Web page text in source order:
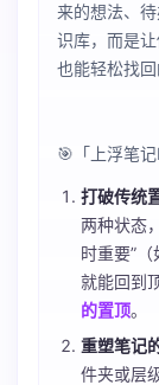
来的想法、
识库，而是
也能轻松找
🎯「上浮笔
打破传统
两种状态
时重要”
就能回到
的置顶。
重塑笔记
件夹或层